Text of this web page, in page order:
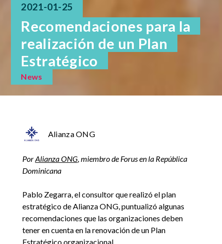
2021-01-25
Recomendaciones para la
realización de un Plan
Estratégico
News
Alianza ONG
PorAlianza ONG, miembro de Forus en la República
Dominicana
Pablo Zegarra, el consultor que realizó el plan
estratégico de Alianza ONG, puntualizó algunas
recomendaciones que las organizaciones deben
tener en cuenta en la renovación de un Plan
Estratégico organizacional.